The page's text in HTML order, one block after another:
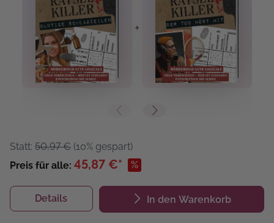
+
Statt: 50,97 € (10% gespart)
Preis für alle: 45,87 €* %
Details In den Warenkorb